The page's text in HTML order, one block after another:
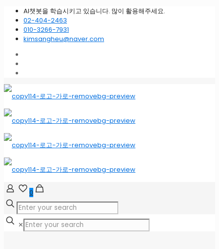
AI챗봇을 학습시키고 있습니다. 많이 활용해주세요.
02-404-2463
010-3266-7931
kimsangheu@naver.com
0
✕